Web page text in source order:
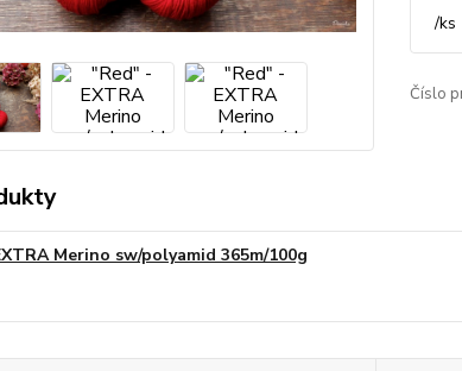
/ks
Číslo
Merino sw/polyamid 365m/100g